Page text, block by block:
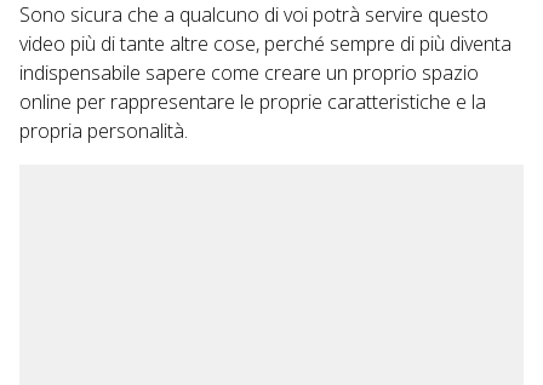
Sono sicura che a qualcuno di voi potrà servire questo
video più di tante altre cose, perché sempre di più diventa
indispensabile sapere come creare un proprio spazio
online per rappresentare le proprie caratteristiche e la
propria personalità.